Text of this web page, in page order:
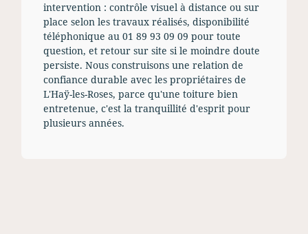
intervention : contrôle visuel à distance ou sur
place selon les travaux réalisés, disponibilité
téléphonique au 01 89 93 09 09 pour toute
question, et retour sur site si le moindre doute
persiste. Nous construisons une relation de
confiance durable avec les propriétaires de
L'Haÿ-les-Roses, parce qu'une toiture bien
entretenue, c'est la tranquillité d'esprit pour
plusieurs années.